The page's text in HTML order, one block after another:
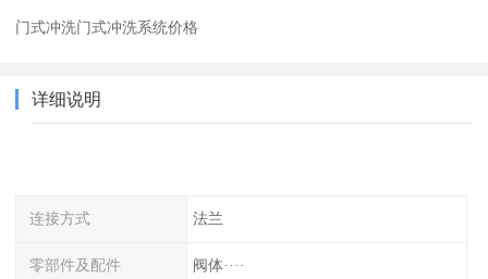
门式冲洗门式冲洗系统价格
详细说明
连接方式 法兰
零部件及配件 阀体····